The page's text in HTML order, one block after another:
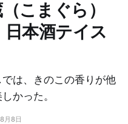
こまぐら）
本酒テイス
では、きのこの香りが他
かった。
月8日